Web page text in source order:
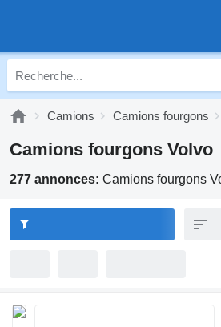
Camions Camions fourgons
Camions fourgons Volvo
277 annonces: Camions fourgons